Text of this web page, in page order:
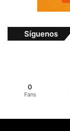
Síguenos
0
Fans